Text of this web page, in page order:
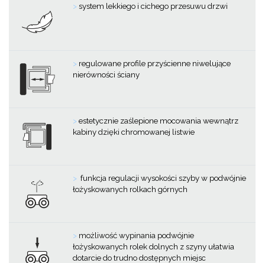
>system lekkiego i cichego przesuwu drzwi
> regulowane profile przyścienne niwelujące
nierówności ściany
>estetycznie zaślepione mocowania wewnątrz
kabiny dzięki chromowanej listwie
> funkcja regulacji wysokości szyby w podwójnie
łożyskowanych rolkach górnych
> możliwość wypinania podwójnie
łożyskowanych rolek dolnych z szyny ułatwia
dotarcie do trudno dostępnych miejsc